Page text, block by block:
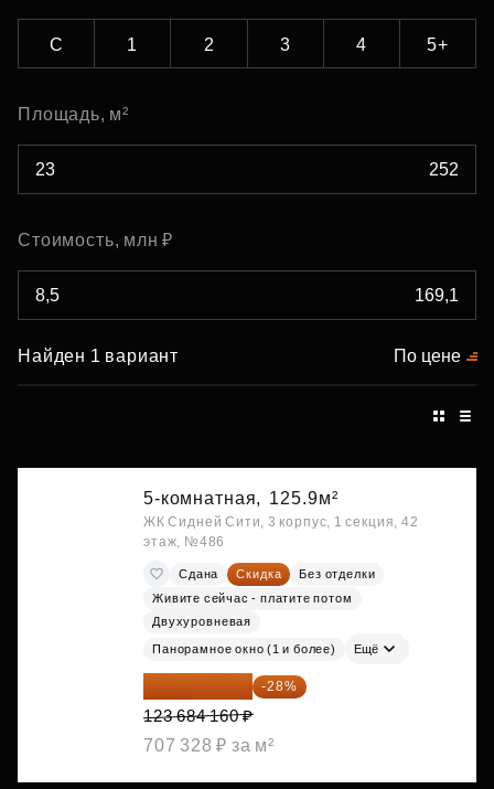
С 1 2 3 4 5+
Площадь, м²
Стоимость, млн ₽
Найден 1 вариант По цене
5-комнатная, 125.9м²
ЖК Сидней Сити, 3 корпус, 1 секция, 42
этаж, №486
Сдана Скидка
Без отделки
Живите сейчас - платите потом
Двухуровневая
Панорамное окно (1 и более) Ещё
89 052 595 ₽ -28%
123 684 160 ₽
707 328 ₽ за м²